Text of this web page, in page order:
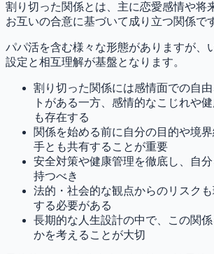
割り切った関係とは、主に恋愛感情や将
お互いの合意に基づいて成り立つ関係で
パパ活を含む様々な形態がありますが、
設定と相互理解が基盤となります。
割り切った関係には感情面での自
トがある一方、感情的なこじれや
も存在する
関係を始める前に自分の目的や境
手とも共有することが重要
安全対策や健康管理を徹底し、自
持つべき
法的・社会的な観点からのリスク
する必要がある
長期的な人生設計の中で、この関
かを考えることが大切